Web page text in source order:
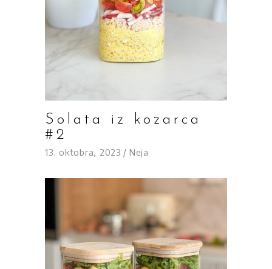
Solata iz kozarca
#2
13. oktobra, 2023 Neja